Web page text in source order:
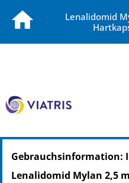
Lenalidomid
PZN: 17252533
PPN: 111725253337
NTIN: 04150172525330
Gebrauchsinformation:
Lenalidomid Mylan 2,5